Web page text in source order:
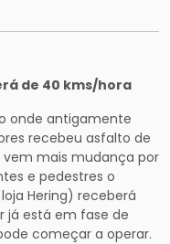
de 40 kms/hora
onde antigamente
recebeu asfalto de
vem mais mudança por
e pedestres o
Hering) receberá
já está em fase de
começar a operar.